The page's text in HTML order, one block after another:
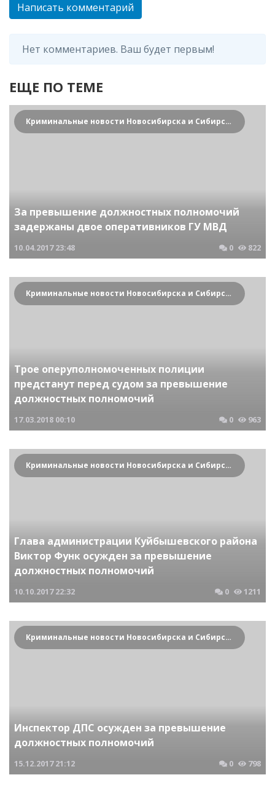
Написать комментарий
Нет комментариев. Ваш будет первым!
ЕЩЕ ПО ТЕМЕ
Криминальные новости Новосибирска и Сибирского региона
За превышение должностных полномочий
задержаны двое оперативников ГУ МВД
10.04.2017 23:48 0 822
Криминальные новости Новосибирска и Сибирского региона
Трое оперуполномоченных полиции
предстанут перед судом за превышение
должностных полномочий
17.03.2018 00:10 0 963
Криминальные новости Новосибирска и Сибирского региона
Глава администрации Куйбышевского района
Виктор Функ осужден за превышение
должностных полномочий
10.10.2017 22:32 0 1211
Криминальные новости Новосибирска и Сибирского региона
Инспектор ДПС осужден за превышение
должностных полномочий
15.12.2017 21:12 0 798